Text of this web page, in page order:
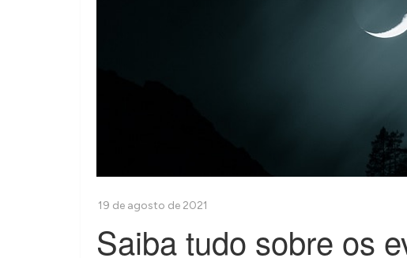
Saiba tudo sobre os